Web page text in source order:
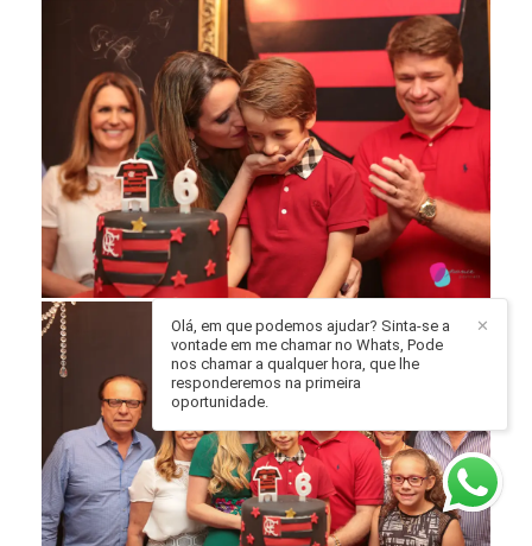
✕
Olá, em que podemos ajudar? Sinta-se a
vontade em me chamar no Whats, Pode
nos chamar a qualquer hora, que lhe
responderemos na primeira
oportunidade.